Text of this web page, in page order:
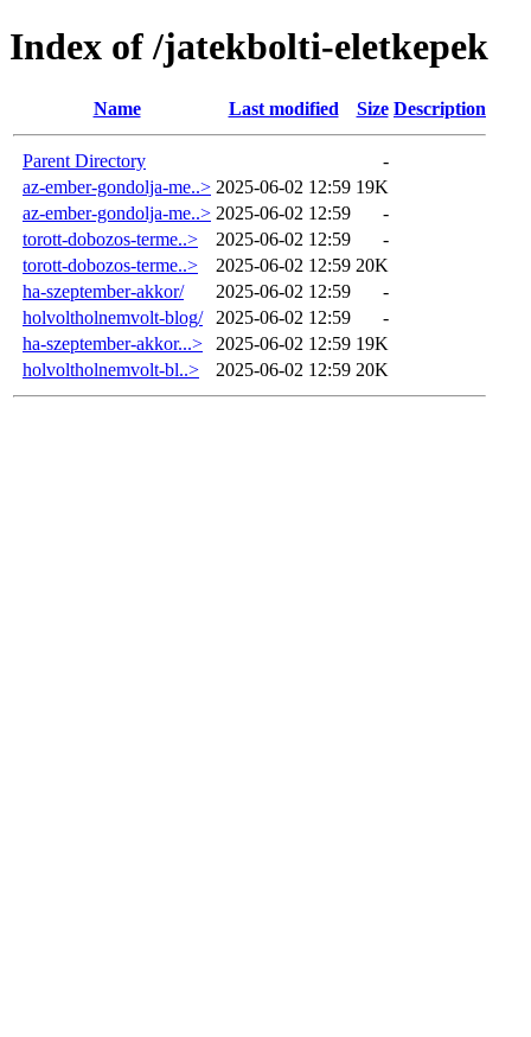
Index of /jatekbolti-eletkepek
Name Last modified Size Description
Parent Directory
-
az-ember-gondolja-me..> 2025-06-02 12:59 19K
az-ember-gondolja-me..> 2025-06-02 12:59
-
torott-dobozos-terme..>
2025-06-02 12:59
-
torott-dobozos-terme..>
2025-06-02 12:59 20K
ha-szeptember-akkor/
2025-06-02 12:59
-
holvoltholnemvolt-blog/
2025-06-02 12:59
-
ha-szeptember-akkor...>
2025-06-02 12:59 19K
holvoltholnemvolt-bl..>
2025-06-02 12:59 20K